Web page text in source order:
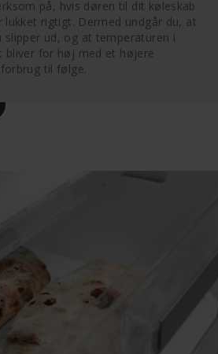
på, hvis døren til dit køleskab
lukket rigtigt. Dermed undgår du, at
slipper ud, og at temperaturen i
bliver for høj med et højere
til følge.